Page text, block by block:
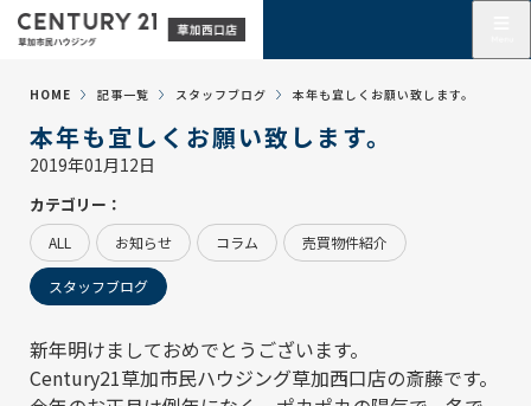
HOME 記事一覧 スタッフブログ 本年も宜しくお願い致します。
本年も宜しくお願い致します。
2019年01月12日
カテゴリー：
ALL お知らせ コラム 売買物件紹介
スタッフブログ
新年明けましておめでとうございます。
Century21草加市民ハウジング草加西口店の斎藤です。